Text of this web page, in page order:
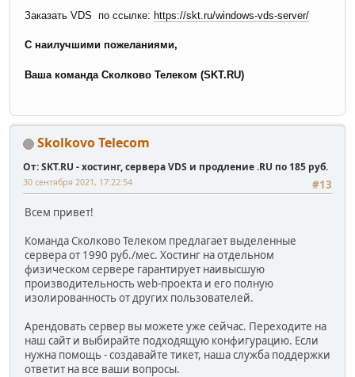
Заказать VDS по ссылке: https://skt.ru/windows-vds-server/
С наилучшими пожеланиями,
Ваша команда Сколково Телеком (SKT.RU)
Skolkovo Telecom
От: SKT.RU - хостинг, сервера VDS и продление .RU по 185 руб.
#13
30 сентября 2021, 17:22:54
Всем привет!
Команда Сколково Телеком предлагает выделенные
сервера от 1990 руб./мес. Хостинг на отдельном
физическом сервере гарантирует наивысшую
производительность web-проекта и его полную
изолированность от других пользователей.
Арендовать сервер вы можете уже сейчас. Переходите на
наш сайт и выбирайте подходящую конфигурацию. Если
нужна помощь - создавайте тикет, наша служба поддержки
ответит на все ваши вопросы.